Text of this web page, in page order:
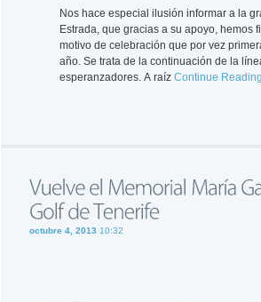
Nos hace especial ilusión informar a la
Estrada, que gracias a su apoyo, hemos
motivo de celebración que por vez
año. Se trata de la continuación de la
esperanzadores. A raíz Continue Reading
octubre 4, 2013 10:32